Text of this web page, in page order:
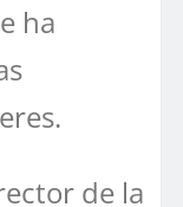
ha
de la